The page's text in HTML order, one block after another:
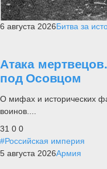
6 августа 2026Битва за
Атака
под Осовцом
О мифах и исторических
воинов....
31 0 0
#Российская империя
5 августа 2026Армия